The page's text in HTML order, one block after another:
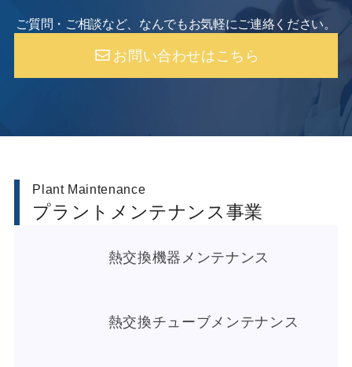
ご質問・ご相談など、なんでもお気軽にご連絡ください。
お問い合わせはこちら
Plant Maintenance
プラントメンテナンス事業
熱交換機器メンテナンス
熱交換チューブメンテナンス